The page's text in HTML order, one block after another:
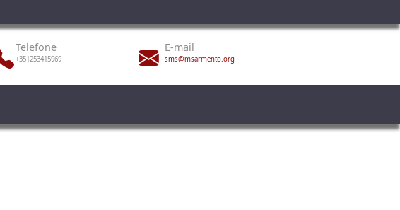
Telefone
+351253415969
E-mail
sms@msarmento.org